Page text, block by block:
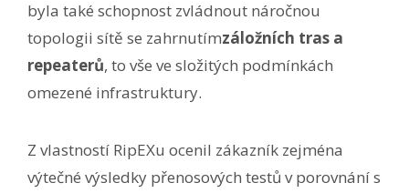
byla také schopnost zvládnout náročnou
topologii sítě se zahrnutímzáložních tras a
repeaterů, to vše ve složitých podmínkách
omezené infrastruktury.
Z vlastností RipEXu ocenil zákazník zejména
výtečné výsledky přenosových testů v porovnání s